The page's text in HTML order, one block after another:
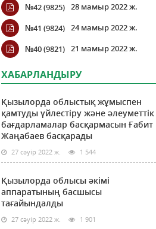
№42 (9825) 28 мамыр 2022 ж.
№41 (9824) 24 мамыр 2022 ж.
№40 (9821) 21 мамыр 2022 ж.
ХАБАРЛАНДЫРУ
Қызылорда облыстық жұмыспен
қамтуды үйлестіру және әлеуметтік
бағдарламалар басқармасын Ғабит
Жаңабаев басқарады
27 сәуір 2022 ж. 1 544
Қызылорда облысы әкімі
аппаратының басшысы
тағайындалды
27 сәуір 2022 ж. 1 901